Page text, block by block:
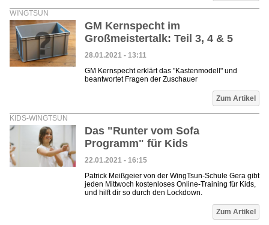
WINGTSUN
GM Kernspecht im
Großmeistertalk: Teil 3, 4 & 5
28.01.2021 - 13:11
GM Kernspecht erklärt das "Kastenmodell" und
beantwortet Fragen der Zuschauer
Zum Artikel
KIDS-WINGTSUN
Das "Runter vom Sofa
Programm" für Kids
22.01.2021 - 16:15
Patrick Meißgeier von der WingTsun-Schule Gera gibt
jeden Mittwoch kostenloses Online-Training für Kids,
und hilft dir so durch den Lockdown.
Zum Artikel